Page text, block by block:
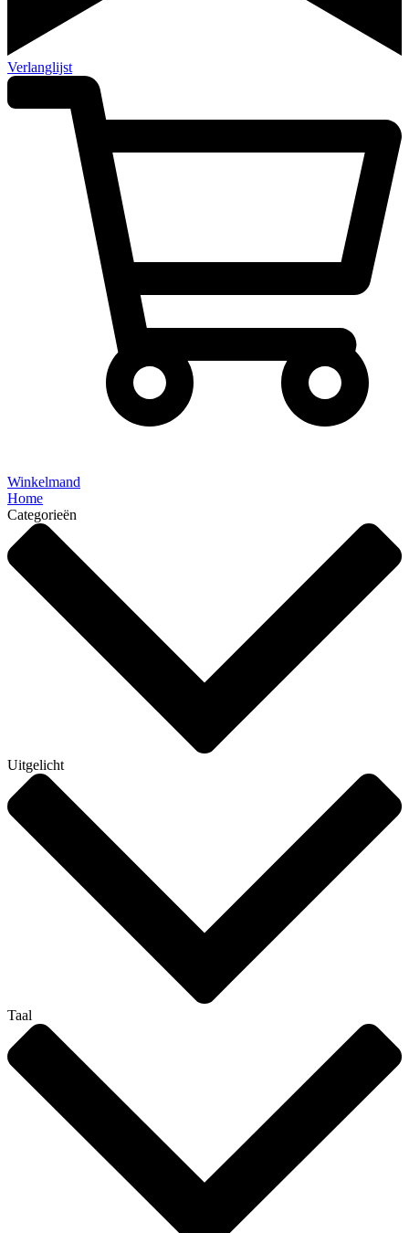
Verlanglijst
Winkelmand
Home
Categorieën
Uitgelicht
Taal